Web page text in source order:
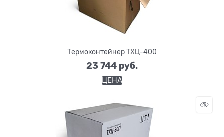
Термоконтейнер ТХЦ-400
23 744 руб.
ЦЕНА